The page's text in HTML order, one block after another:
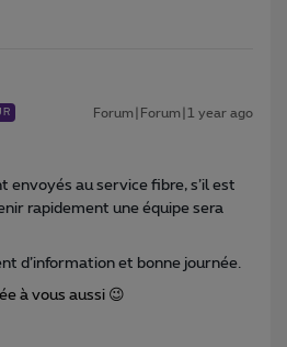
Forum|Forum|1 year ago
envoyés au service fibre, s’il est
rapidement une équipe sera
d’information et bonne journée.
à vous aussi 😉